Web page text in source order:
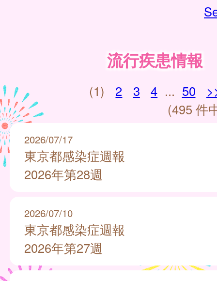
流行疾患情報
(1) 2 3 4 ... 50
(495 件
2026/07/17
東京都感染症週報
2026年第28週
2026/07/10
東京都感染症週報
2026年第27週